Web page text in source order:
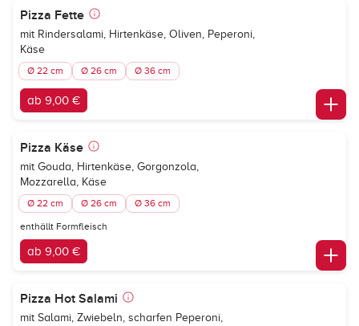
Pizza Fette
mit Rindersalami, Hirtenkäse, Oliven, Peperoni,
Käse
Ø 22 cm Ø 26 cm Ø 36 cm
ab 9,00 €
Pizza Käse
mit Gouda, Hirtenkäse, Gorgonzola,
Mozzarella, Käse
Ø 22 cm Ø 26 cm Ø 36 cm
enthällt Formfleisch
ab 9,00 €
Pizza Hot Salami
mit Salami, Zwiebeln, scharfen Peperoni,